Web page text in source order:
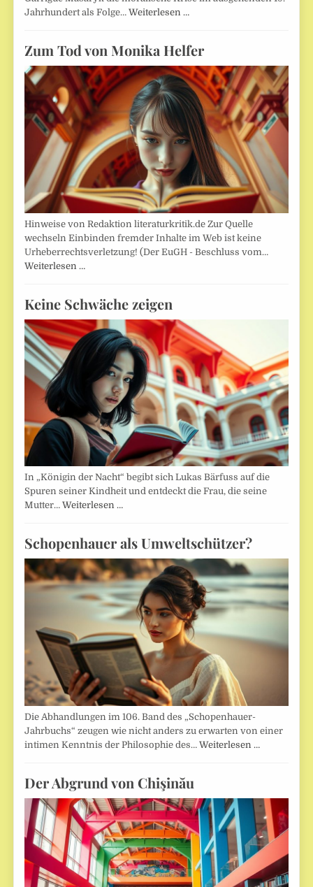
Jahrhundert als Folge…Weiterlesen …
Zum Tod von Monika Helfer
Hinweise von Redaktion literaturkritik.de Zur Quelle
wechseln Einbinden fremder Inhalte im Web ist keine
Urheberrechtsverletzung! (Der EuGH - Beschluss vom…
Weiterlesen …
Keine Schwäche zeigen
In „Königin der Nacht“ begibt sich Lukas Bärfuss auf die
Spuren seiner Kindheit und entdeckt die Frau, die seine
Mutter…Weiterlesen …
Schopenhauer als Umweltschützer?
Die Abhandlungen im 106. Band des „Schopenhauer-
Jahrbuchs“ zeugen wie nicht anders zu erwarten von einer
intimen Kenntnis der Philosophie des…Weiterlesen …
Der Abgrund von Chişinău